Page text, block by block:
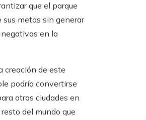
que el parque
sus metas sin generar
en la
creación de este
podría convertirse
otras ciudades en
del mundo que